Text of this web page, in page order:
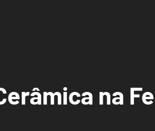
na